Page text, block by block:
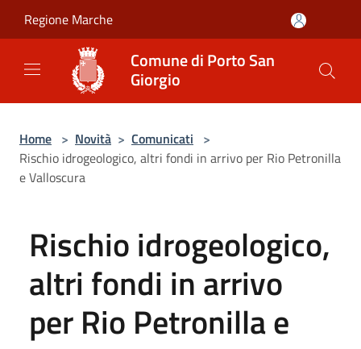
Regione Marche
Comune di Porto San
Giorgio
Home > Novità > Comunicati >
Rischio idrogeologico, altri fondi in arrivo per Rio Petronilla
e Valloscura
Rischio idrogeologico,
altri fondi in arrivo
per Rio Petronilla e